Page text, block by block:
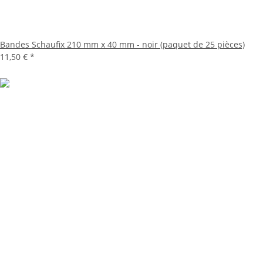
Bandes Schaufix 210 mm x 40 mm - noir (paquet de 25 pièces)
11,50 € *